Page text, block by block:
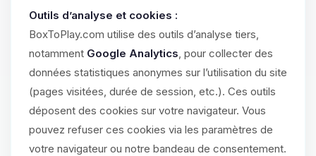
Outils d’analyse et cookies :
BoxToPlay.com utilise des outils d’analyse tiers,
notamment Google Analytics, pour collecter des
données statistiques anonymes sur l’utilisation du site
(pages visitées, durée de session, etc.). Ces outils
déposent des cookies sur votre navigateur. Vous
pouvez refuser ces cookies via les paramètres de
votre navigateur ou notre bandeau de consentement.